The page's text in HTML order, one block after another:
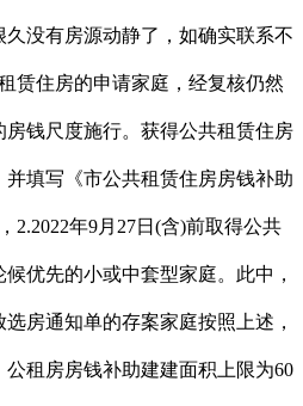
没有房源动静了，如确实联系不
赁住房的申请家庭，经复核仍然
钱尺度施行。获得公共租赁住房
填写《市公共租赁住房房钱补助
2.2022年9月27日(含)前取得公共
优先的小或中套型家庭。此中，
房通知单的存案家庭按照上述，
租房房钱补助建建面积上限为60